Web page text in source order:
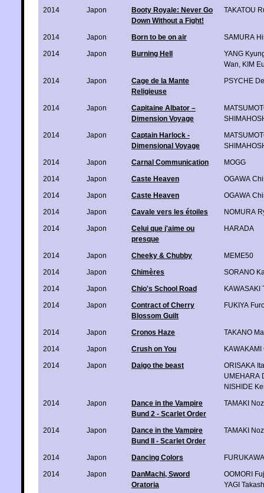
2014 Japon
Booty Royale: Never Go
Down Without a Fight!
TAKATOU
2014 Japon Born to be on air
SAMURA
2014
Japon Burning Hell
YANG
Wan KIM
2014
Japon
Cage de la Mante
Religieuse
PSYCHE
2014 Japon
Capitaine Albator –
Dimension Voyage
2014
Japon
Captain Harlock -
Dimensional Voyage
2014
Japon Carnal Communication
MOGG
2014
Japon Caste Heaven
OGAWA
2014
Japon Caste Heaven
OGAWA
2014
Japon Cavale vers les étoiles
NOMURA
2014
Japon
Celui que j'aime ou
presque
HARADA
2014 Japon Cheeky & Chubby
MEME50
2014
Japon Chimères
SORANO
2014
Japon Chio's School Road
KAWASAKI
2014
Japon
Contract of Cherry
Blossom Guilt
FUKIYA
2014 Japon Cronos Haze
TAKANO
2014
Japon Crush on You
2014
Japon Daigo the beast
ORISAKA
UMEHARA
NISHIDE
2014
Japon
Dance in the Vampire
Bund 2 - Scarlet Order
TAMAKI
2014 Japon
Dance in the Vampire
Bund II - Scarlet Order
TAMAKI
2014 Japon Dancing Colors
2014
Japon
DanMachi, Sword
Oratoria
OOMORI
YAGI